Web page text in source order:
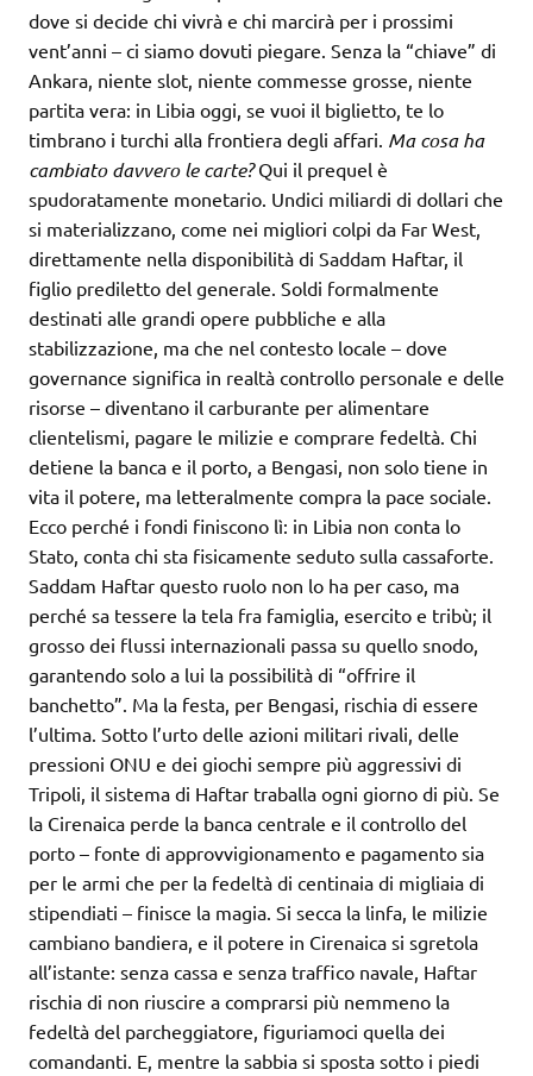
dove si decide chi vivrà e chi marcirà per i prossimi
vent’anni – ci siamo dovuti piegare. Senza la “chiave” di
Ankara, niente slot, niente commesse grosse, niente
partita vera: in Libia oggi, se vuoi il biglietto, te lo
timbrano i turchi alla frontiera degli affari. Ma cosa ha
cambiato davvero le carte?Qui il prequel è
spudoratamente monetario. Undici miliardi di dollari che
si materializzano, come nei migliori colpi da Far West,
direttamente nella disponibilità di Saddam Haftar, il
figlio prediletto del generale. Soldi formalmente
destinati alle grandi opere pubbliche e alla
stabilizzazione, ma che nel contesto locale – dove
governance significa in realtà controllo personale e delle
risorse – diventano il carburante per alimentare
clientelismi, pagare le milizie e comprare fedeltà. Chi
detiene la banca e il porto, a Bengasi, non solo tiene in
vita il potere, ma letteralmente compra la pace sociale.
Ecco perché i fondi finiscono lì: in Libia non conta lo
Stato, conta chi sta fisicamente seduto sulla cassaforte.
Saddam Haftar questo ruolo non lo ha per caso, ma
perché sa tessere la tela fra famiglia, esercito e tribù; il
grosso dei flussi internazionali passa su quello snodo,
garantendo solo a lui la possibilità di “offrire il
banchetto”. Ma la festa, per Bengasi, rischia di essere
l’ultima. Sotto l’urto delle azioni militari rivali, delle
pressioni ONU e dei giochi sempre più aggressivi di
Tripoli, il sistema di Haftar traballa ogni giorno di più. Se
la Cirenaica perde la banca centrale e il controllo del
porto – fonte di approvvigionamento e pagamento sia
per le armi che per la fedeltà di centinaia di migliaia di
stipendiati – finisce la magia. Si secca la linfa, le milizie
cambiano bandiera, e il potere in Cirenaica si sgretola
all’istante: senza cassa e senza traffico navale, Haftar
rischia di non riuscire a comprarsi più nemmeno la
fedeltà del parcheggiatore, figuriamoci quella dei
comandanti. E, mentre la sabbia si sposta sotto i piedi